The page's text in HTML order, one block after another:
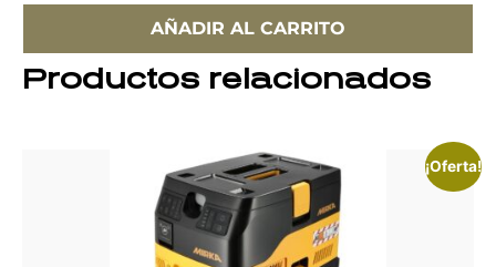
AÑADIR AL CARRITO
Productos relacionados
¡Oferta!